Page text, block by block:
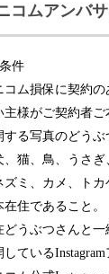
コムアンバ
件
コム損保に契約
主様がご契約者
する写真のどう
猫、鳥、うさぎ
ズミ、カメ、トカ
在住であること。
どうぶつさんと
している